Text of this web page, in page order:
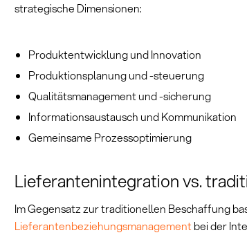
strategische Dimensionen:
Produktentwicklung und Innovation
Produktionsplanung und -steuerung
Qualitätsmanagement und -sicherung
Informationsaustausch und Kommunikation
Gemeinsame Prozessoptimierung
Lieferantenintegration vs.
Im Gegensatz zur traditionellen Beschaffung
Lieferantenbeziehungsmanagement bei der